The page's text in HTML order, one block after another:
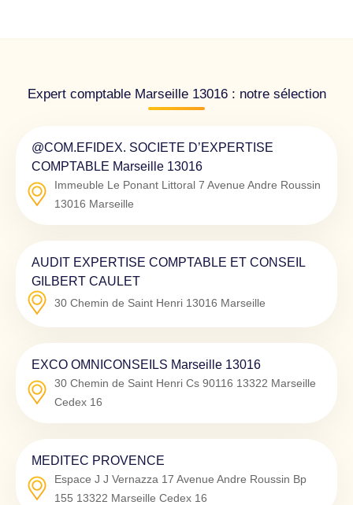
Expert comptable Marseille 13016 : notre sélection
@COM.EFIDEX. SOCIETE D’EXPERTISE
COMPTABLE Marseille 13016
Immeuble Le Ponant Littoral 7 Avenue Andre Roussin
13016 Marseille
AUDIT EXPERTISE COMPTABLE ET CONSEIL
GILBERT CAULET
30 Chemin de Saint Henri 13016 Marseille
EXCO OMNICONSEILS Marseille 13016
30 Chemin de Saint Henri Cs 90116 13322 Marseille
Cedex 16
MEDITEC PROVENCE
Espace J J Vernazza 17 Avenue Andre Roussin Bp
155 13322 Marseille Cedex 16